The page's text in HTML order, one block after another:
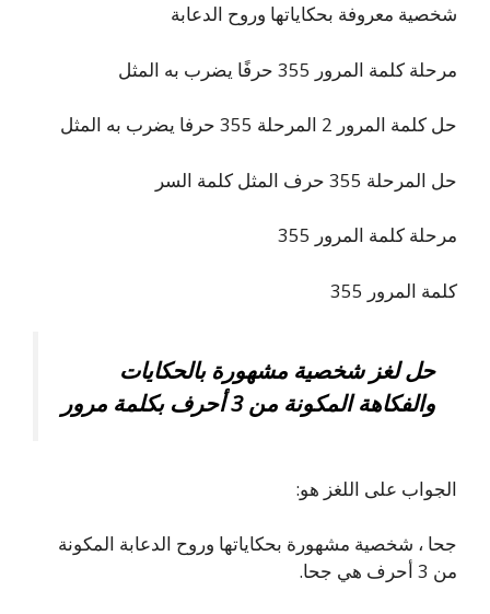
شخصية معروفة بحكاياتها وروح الدعابة
مرحلة كلمة المرور 355 حرفًا يضرب به المثل
حل كلمة المرور 2 المرحلة 355 حرفا يضرب به المثل
حل المرحلة 355 حرف المثل كلمة السر
مرحلة كلمة المرور 355
كلمة المرور 355
حل لغز شخصية مشهورة بالحكايات
والفكاهة المكونة من 3 أحرف بكلمة مرور
الجواب على اللغز هو:
جحا ، شخصية مشهورة بحكاياتها وروح الدعابة المكونة
من 3 أحرف هي جحا.